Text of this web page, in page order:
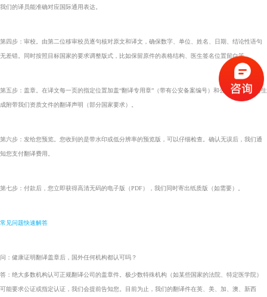
我们的译员能准确对应国际通用表达。
第四步：审校。由第二位移审校员逐句核对原文和译文，确保数字、单位、姓名、日期、结论性语句
无差错。同时按照目标国家的要求调整版式，比如保留原件的表格结构、医生签名位置留白等。
第五步：盖章。在译文每一页的指定位置加盖“翻译专用章”（带有公安备案编号）和公司公章。同时生
成附带我们资质文件的翻译声明（部分国家要求）。
第六步：发给您预览。您收到的是带水印或低分辨率的预览版，可以仔细检查。确认无误后，我们通
知您支付翻译费用。
第七步：付款后，您立即获得高清无码的电子版（PDF），我们同时寄出纸质版（如需要）。
常见问题快速解答
问：健康证明翻译盖章后，国外任何机构都认可吗？
答：绝大多数机构认可正规翻译公司的盖章件。极少数特殊机构（如某些国家的法院、特定医学院）
可能要求公证或指定认证，我们会提前告知您。目前为止，我们的翻译件在英、美、加、澳、新西